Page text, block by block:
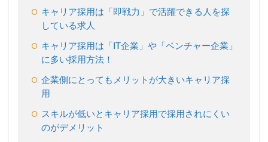
採用
と
2.2
採用
とキ
ア採
用と
キャリア採用は「即戦力」で活躍できる人を探
している求人
キャリア採用は「IT企業」や「ベンチャー企業」
に多い採用方法！
企業側にとってもメリットが大きいキャリア採
用
スキルが低いとキャリア採用で採用されにくい
のがデメリット